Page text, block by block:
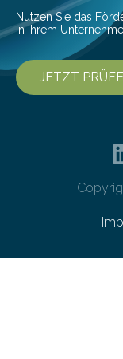
Nutzen Sie das
in Ihrem
JETZT